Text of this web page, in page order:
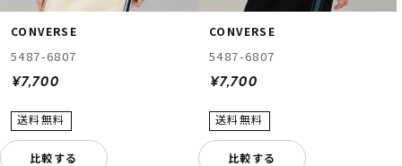
ムラサキスポーツ 公式アプリ
ポイント・クーポンもこのアプリで！
CONVERSE
5487-6807
¥7,700
比較する
CONVERSE
5487-6807
¥7,700
比較する